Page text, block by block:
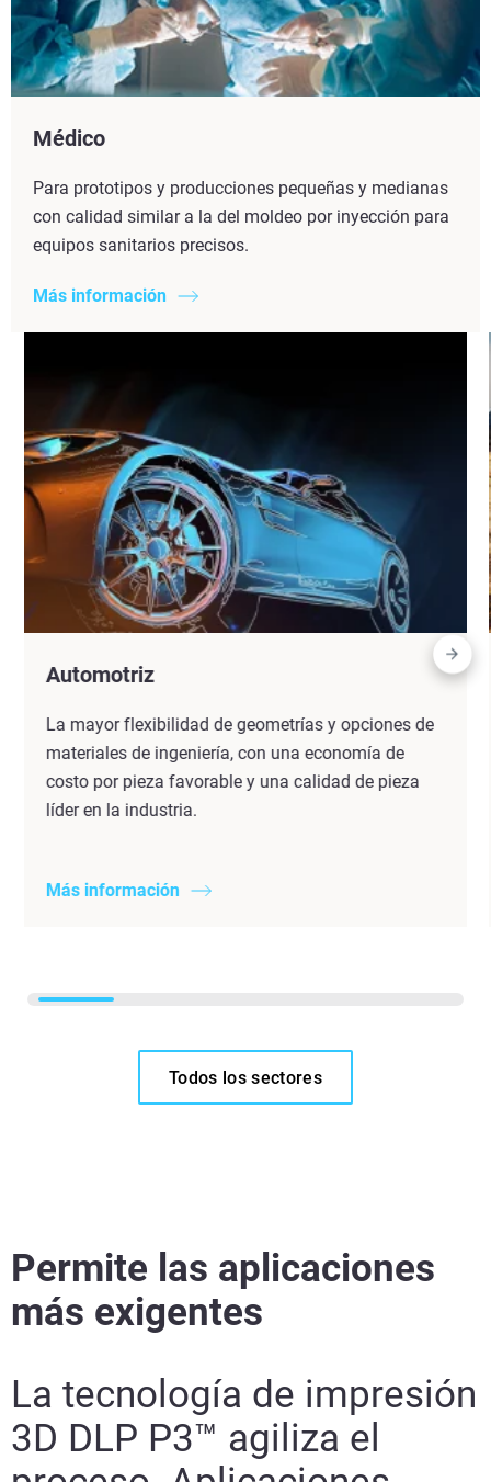
Médico
Para prototipos y producciones pequeñas y medianas
con calidad similar a la del moldeo por inyección para
equipos sanitarios precisos.
Más información
Automotriz
La mayor flexibilidad de geometrías y opciones de
materiales de ingeniería, con una economía de
costo por pieza favorable y una calidad de pieza
líder en la industria.
Más información
Todos los sectores
Permite las aplicaciones
más exigentes
La tecnología de impresión
3D DLP P3™ agiliza el